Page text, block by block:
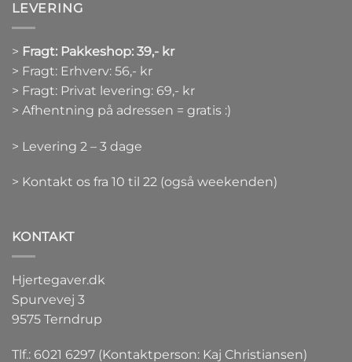
LEVERING
> Fragt: Pakkeshop: 39,- kr
> Fragt: Erhverv: 56,- kr
> Fragt: Privat levering: 69,- kr
> Afhentning på adressen = gratis :)
> Levering 2 – 3 dage
> Kontakt os fra 10 til 22 (også weekenden)
KONTAKT
Hjertegaver.dk
Spurvevej 3
9575 Terndrup
Tlf.: 6021 6297 (Kontaktperson: Kaj Christiansen)